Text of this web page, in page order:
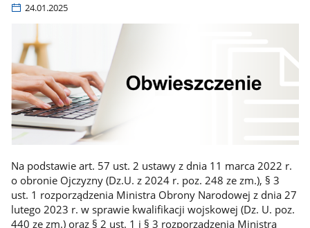
24.01.2025
Na podstawie art. 57 ust. 2 ustawy z dnia 11 marca 2022 r.
o obronie Ojczyzny (Dz.U. z 2024 r. poz. 248 ze zm.), § 3
ust. 1 rozporządzenia Ministra Obrony Narodowej z dnia 27
lutego 2023 r. w sprawie kwalifikacji wojskowej (Dz. U. poz.
440 ze zm.) oraz § 2 ust. 1 i § 3 rozporządzenia Ministra